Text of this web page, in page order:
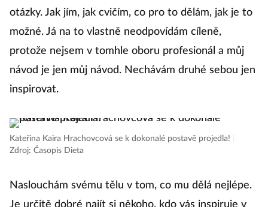
otázky. Jak jím, jak cvičím, co pro to dělám, jak je to
možné. Já na to vlastně neodpovídám cíleně,
protože nejsem v tomhle oboru profesionál a můj
návod je jen můj návod. Nechávám druhé sebou jen
inspirovat.
Kateřina Kaira Hrachovcová se k dokonalé postavě projedla!
Zdroj: Časopis Dieta
Naslouchám svému tělu v tom, co mu dělá nejlépe.
Je určitě dobré najít si někoho, kdo vás inspiruje v